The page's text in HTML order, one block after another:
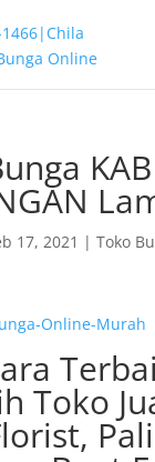
KAB
17, 2021 | Toko
Toko